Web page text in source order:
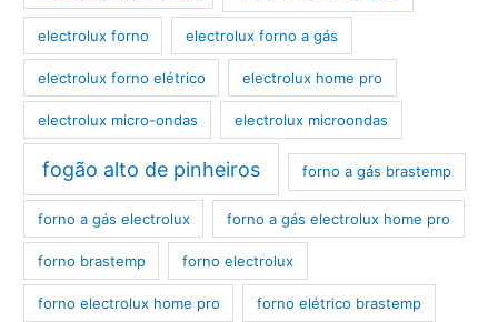
electrolux forno electrolux forno a gás
electrolux forno elétrico electrolux home pro
electrolux micro-ondas electrolux microondas
fogão alto de pinheiros forno a gás brastemp
forno a gás electrolux forno a gás electrolux home pro
forno brastemp forno electrolux
forno electrolux home pro forno elétrico brastemp